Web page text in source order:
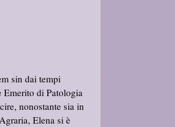
sin dai tempi
Emerito di Patologia
nonostante sia in
Elena si è